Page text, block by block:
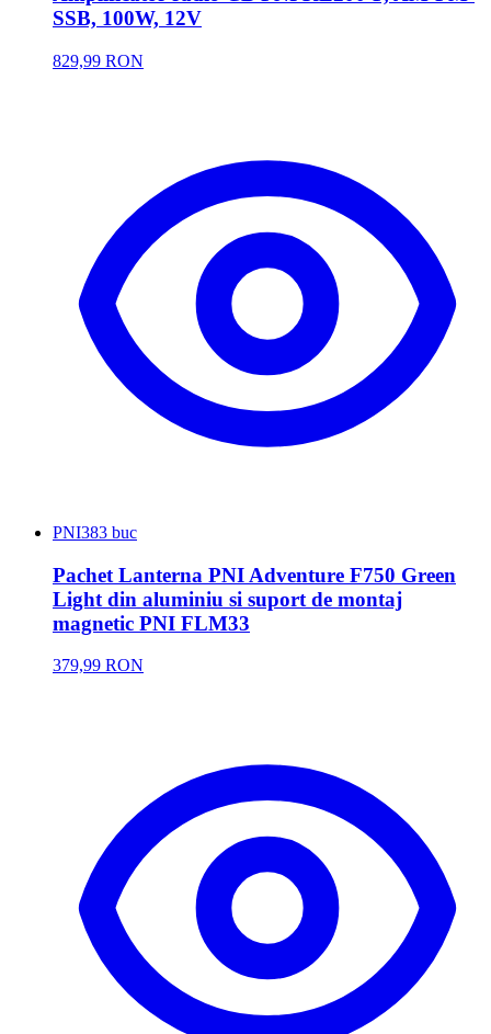
SSB, 100W, 12V
829,99 RON
PNI383 buc
Pachet Lanterna PNI Adventure F750 Green
Light din aluminiu si suport de montaj
magnetic PNI FLM33
379,99 RON